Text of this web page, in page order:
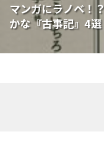
マンガにラノベ！
かな『古事記』4選